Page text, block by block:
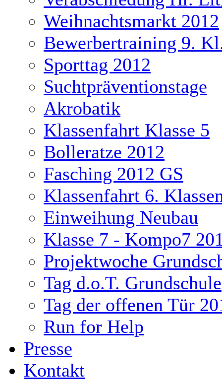
Weihnachtsmarkt 2012
Bewerbertraining 9.
Sporttag 2012
Suchtpräventionstage
Akrobatik
Klassenfahrt Klasse 5
Bolleratze 2012
Fasching 2012 GS
Klassenfahrt 6.
Einweihung Neubau
Klasse 7 - Kompo7
Projektwoche
Tag d.o.T. Grundschule
Tag der offenen Tür
Run for Help
Presse
Kontakt